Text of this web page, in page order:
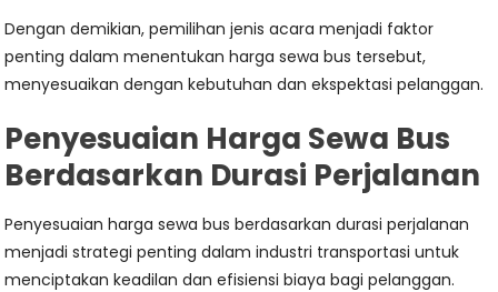
Dengan demikian, pemilihan jenis acara menjadi faktor
penting dalam menentukan harga sewa bus tersebut,
menyesuaikan dengan kebutuhan dan ekspektasi pelanggan.
Penyesuaian Harga Sewa Bus
Berdasarkan Durasi Perjalanan
Penyesuaian harga sewa bus berdasarkan durasi perjalanan
menjadi strategi penting dalam industri transportasi untuk
menciptakan keadilan dan efisiensi biaya bagi pelanggan.